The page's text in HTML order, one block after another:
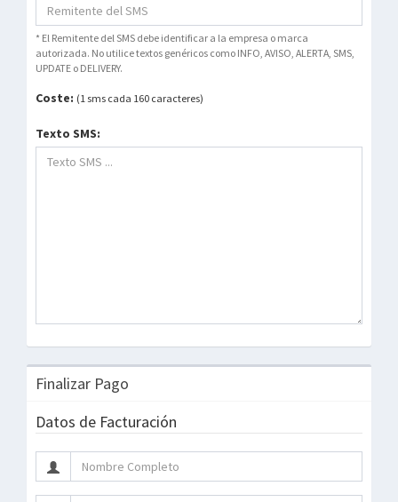
* El Remitente del SMS debe identificar a la empresa o marca
autorizada. No utilice textos genéricos como INFO, AVISO, ALERTA, SMS,
UPDATE o DELIVERY.
Coste: (1 sms cada 160 caracteres)
Texto SMS:
Finalizar Pago
Datos de Facturación